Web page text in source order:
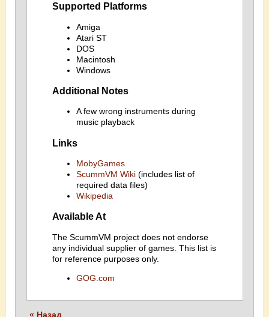
Supported Platforms
Amiga
Atari ST
DOS
Macintosh
Windows
Additional Notes
A few wrong instruments during
music playback
Links
MobyGames
ScummVM Wiki(includes list of
required data files)
Wikipedia
Available At
The ScummVM project does not endorse
any individual supplier of games. This list is
for reference purposes only.
GOG.com
« Назад